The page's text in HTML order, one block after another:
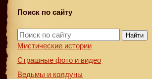
Поиск по сайту
Найти
Мистические истории
Страшные фото и видео
Ведьмы и колдуны